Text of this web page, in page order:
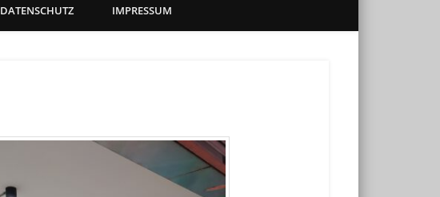
DATENSCHUTZ IMPRESSUM